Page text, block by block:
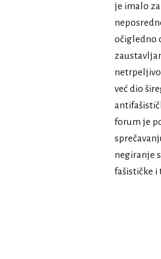
je imalo
očigledno
već dio
forum je
negiranje
fašističke i